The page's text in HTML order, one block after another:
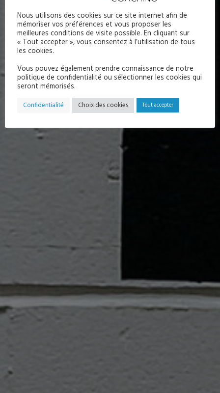
La méthode EDAA
19 AVRIL 2022
POSTED INFORMATIONS
Nous utilisons des cookies sur ce site internet afin de
mémoriser vos préférences et vous proposer les
meilleures conditions de visite possible. En cliquant sur
« Tout accepter », vous consentez à l’utilisation de tous
les cookies.
Vous pouvez également prendre connaissance de notre
politique de confidentialité ou sélectionner les cookies qui
seront mémorisés.
Confidentialité Choix des cookies Tout accepter